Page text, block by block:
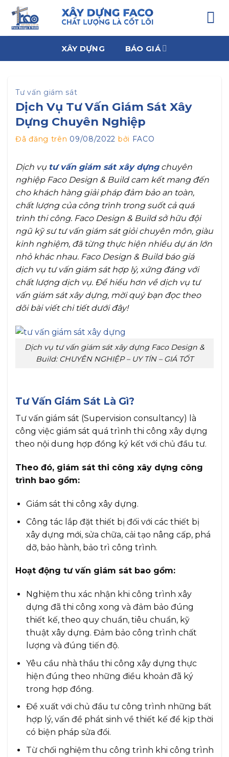
Chuyển
đến
nội
XÂY DỰNG BÁO GIÁ
Tư vấn giám sát
Dịch Vụ Tư Vấn Giám Sát Xây
Dựng Chuyên Nghiệp
Đã đăng trên 09/08/2022 bởi FACO
Dịch vụ tư vấn giám sát xây dựngchuyên
nghiệp Faco Design & Build cam kết mang đến
cho khách hàng giải pháp đảm bảo an toàn,
chất lượng của công trình trong suốt cả quá
trình thi công. Faco Design & Build sở hữu đội
ngũ kỹ sư tư vấn giám sát giỏi chuyên môn, giàu
kinh nghiệm, đã từng thực hiện nhiều dự án lớn
nhỏ khác nhau. Faco Design & Build báo giá
dịch vụ tư vấn giám sát hợp lý, xứng đáng với
chất lượng dịch vụ. Để hiểu hơn về dịch vụ tư
vấn giám sát xây dựng, mời quý bạn đọc theo
dõi bài viết chi tiết dưới đây!
Dịch vụ tư vấn giám sát xây dựng Faco Design &
Build: CHUYÊN NGHIỆP – UY TÍN – GIÁ TỐT
Tư Vấn Giám Sát Là Gì?
Tư vấn giám sát (Supervision consultancy) là
công việc giám sát quá trình thi công xây dựng
theo nội dung hợp đồng ký kết với chủ đầu tư.
Theo đó, giám sát thi công xây dựng công
trình bao gồm:
Giám sát thi công xây dựng.
Công tác lắp đặt thiết bị đối với các thiết bị
xây dựng mới, sửa chữa, cải tạo nâng cấp, phá
dỡ, bảo hành, bảo trì công trình.
Hoạt động tư vấn giám sát bao gồm:
Nghiệm thu xác nhận khi công trình xây
dựng đã thi công xong và đảm bảo đúng
thiết kế, theo quy chuẩn, tiêu chuẩn, kỹ
thuật xây dựng. Đảm bảo công trình chất
lượng và đúng tiến độ.
Yêu cầu nhà thầu thi công xây dựng thực
hiện đúng theo những điều khoản đã ký
trong hợp đồng.
Đề xuất với chủ đầu tư công trình những bất
hợp lý, vấn đề phát sinh về thiết kế để kịp thời
có biện pháp sửa đổi.
Từ chối nghiệm thu công trình khi công trình